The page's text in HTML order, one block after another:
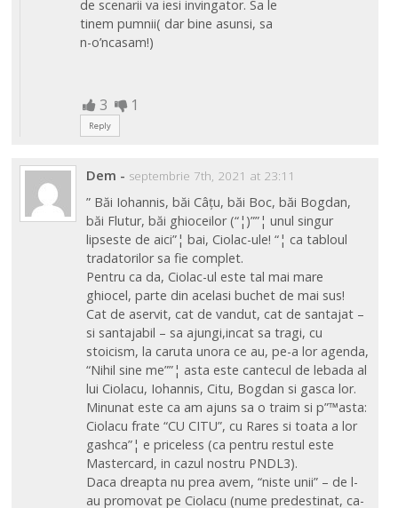
de scenarii va iesi invingator. Sa le
tinem pumnii( dar bine asunsi, sa
n-o’ncasam!)
3 1
Reply
Dem - septembrie 7th, 2021 at 23:11
” Băi Iohannis, băi Câțu, băi Boc, băi Bogdan,
băi Flutur, băi ghioceilor (“¦)””¦ unul singur
lipseste de aici”¦ bai, Ciolac-ule! “¦ ca tabloul
tradatorilor sa fie complet.
Pentru ca da, Ciolac-ul este tal mai mare
ghiocel, parte din acelasi buchet de mai sus!
Cat de aservit, cat de vandut, cat de santajat –
si santajabil – sa ajungi,incat sa tragi, cu
stoicism, la caruta unora ce au, pe-a lor agenda,
“Nihil sine me””¦ asta este cantecul de lebada al
lui Ciolacu, Iohannis, Citu, Bogdan si gasca lor.
Minunat este ca am ajuns sa o traim si p”™asta:
Ciolacu frate “CU CITU”, cu Rares si toata a lor
gashca”¦ e priceless (ca pentru restul este
Mastercard, in cazul nostru PNDL3).
Daca dreapta nu prea avem, “niste unii” – de l-
au promovat pe Ciolacu (nume predestinat, ca-